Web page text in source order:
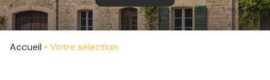
VENTE
LOCATION
Accueil Votre sélection